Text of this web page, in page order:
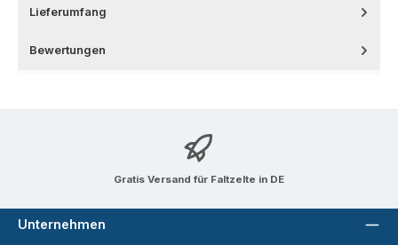
Lieferumfang
Bewertungen
Gratis Versand für Faltzelte in DE
Unternehmen